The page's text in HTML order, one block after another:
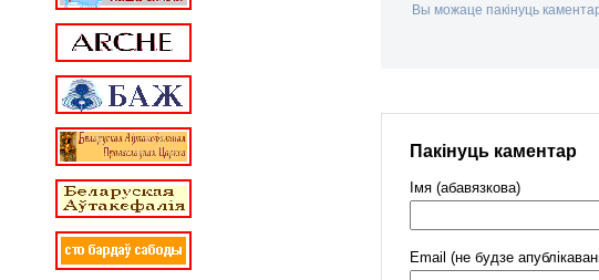
Вы можаце пакінуць
Пакінуць каментар
Імя (абавязкова)
Email (не будзе